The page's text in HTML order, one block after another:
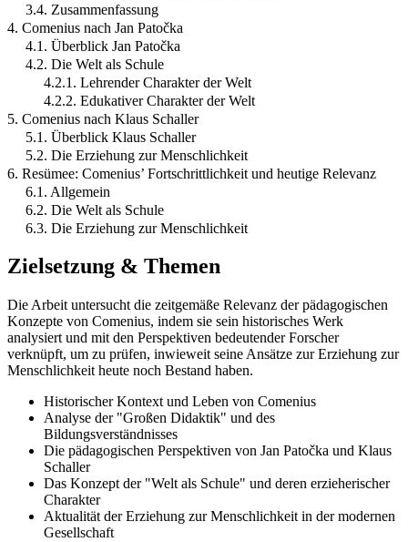
3.4. Zusammenfassung
4. Comenius nach Jan Patočka
4.1. Überblick Jan Patočka
4.2. Die Welt als Schule
4.2.1. Lehrender Charakter der Welt
4.2.2. Edukativer Charakter der Welt
5. Comenius nach Klaus Schaller
5.1. Überblick Klaus Schaller
5.2. Die Erziehung zur Menschlichkeit
6. Resümee: Comenius’ Fortschrittlichkeit und heutige Relevanz
6.1. Allgemein
6.2. Die Welt als Schule
6.3. Die Erziehung zur Menschlichkeit
Zielsetzung & Themen
Die Arbeit untersucht die zeitgemäße Relevanz der pädagogischen
Konzepte von Comenius, indem sie sein historisches Werk
analysiert und mit den Perspektiven bedeutender Forscher
verknüpft, um zu prüfen, inwieweit seine Ansätze zur Erziehung zur
Menschlichkeit heute noch Bestand haben.
Historischer Kontext und Leben von Comenius
Analyse der "Großen Didaktik" und des
Bildungsverständnisses
Die pädagogischen Perspektiven von Jan Patočka und Klaus
Schaller
Das Konzept der "Welt als Schule" und deren erzieherischer
Charakter
Aktualität der Erziehung zur Menschlichkeit in der modernen
Gesellschaft